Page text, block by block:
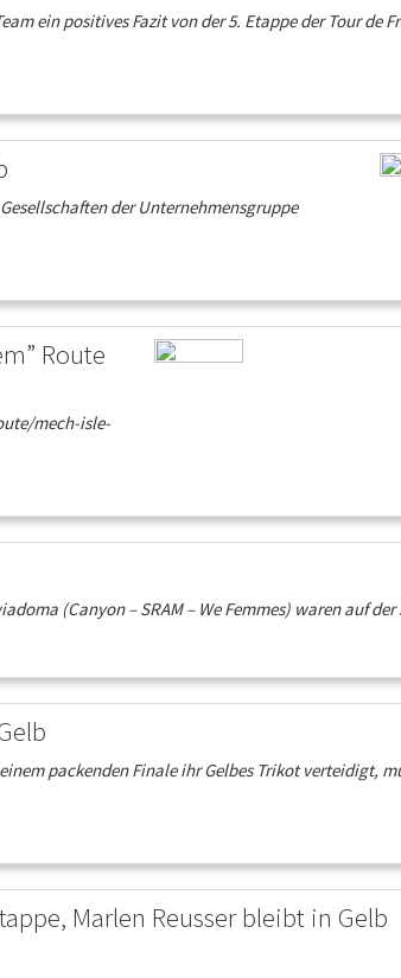
ein positives Fazit von der 5. Etappe der Tour de
der Unternehmensgruppe
Route
mech-isle-
(Canyon – SRAM – We Femmes) waren auf
packenden Finale ihr Gelbes Trikot verteidigt,
Marlen Reusser bleibt in Gelb